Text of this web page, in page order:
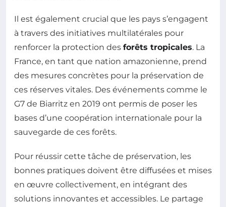
Il est également crucial que les pays s’engagent
à travers des initiatives multilatérales pour
renforcer la protection des forêts tropicales. La
France, en tant que nation amazonienne, prend
des mesures concrètes pour la préservation de
ces réserves vitales. Des événements comme le
G7 de Biarritz en 2019 ont permis de poser les
bases d’une coopération internationale pour la
sauvegarde de ces forêts.
Pour réussir cette tâche de préservation, les
bonnes pratiques doivent être diffusées et mises
en œuvre collectivement, en intégrant des
solutions innovantes et accessibles. Le partage